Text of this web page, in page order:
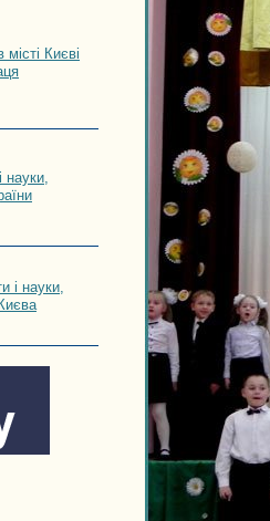
Києві
науки,
і науки,